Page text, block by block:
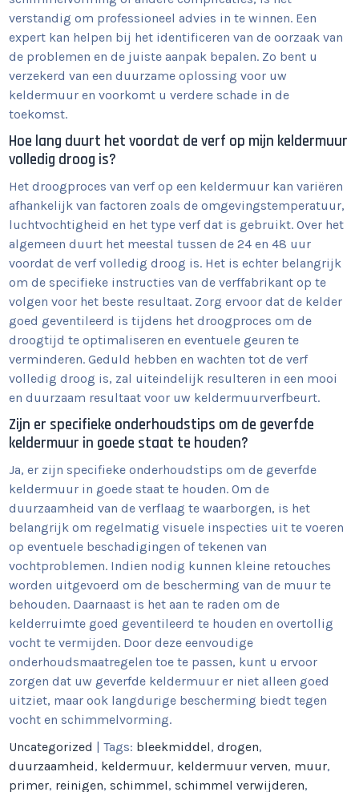
verstandig om professioneel advies in te winnen. Een
expert kan helpen bij het identificeren van de oorzaak van
de problemen en de juiste aanpak bepalen. Zo bent u
verzekerd van een duurzame oplossing voor uw
keldermuur en voorkomt u verdere schade in de
toekomst.
Hoe lang duurt het voordat de verf op mijn keldermuur
volledig droog is?
Het droogproces van verf op een keldermuur kan variëren
afhankelijk van factoren zoals de omgevingstemperatuur,
luchtvochtigheid en het type verf dat is gebruikt. Over het
algemeen duurt het meestal tussen de 24 en 48 uur
voordat de verf volledig droog is. Het is echter belangrijk
om de specifieke instructies van de verffabrikant op te
volgen voor het beste resultaat. Zorg ervoor dat de kelder
goed geventileerd is tijdens het droogproces om de
droogtijd te optimaliseren en eventuele geuren te
verminderen. Geduld hebben en wachten tot de verf
volledig droog is, zal uiteindelijk resulteren in een mooi
en duurzaam resultaat voor uw keldermuurverfbeurt.
Zijn er specifieke onderhoudstips om de geverfde
keldermuur in goede staat te houden?
Ja, er zijn specifieke onderhoudstips om de geverfde
keldermuur in goede staat te houden. Om de
duurzaamheid van de verflaag te waarborgen, is het
belangrijk om regelmatig visuele inspecties uit te voeren
op eventuele beschadigingen of tekenen van
vochtproblemen. Indien nodig kunnen kleine retouches
worden uitgevoerd om de bescherming van de muur te
behouden. Daarnaast is het aan te raden om de
kelderruimte goed geventileerd te houden en overtollig
vocht te vermijden. Door deze eenvoudige
onderhoudsmaatregelen toe te passen, kunt u ervoor
zorgen dat uw geverfde keldermuur er niet alleen goed
uitziet, maar ook langdurige bescherming biedt tegen
vocht en schimmelvorming.
Uncategorized | Tags: bleekmiddel,drogen,
duurzaamheid, keldermuur, keldermuur verven, muur,
primer, reinigen,schimmel,schimmel verwijderen,